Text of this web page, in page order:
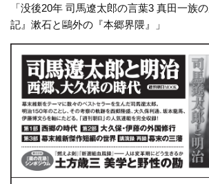
「没後20年 司馬遼太郎の言葉3 真田一族
記』漱石と鷗外の『本郷界隈』」